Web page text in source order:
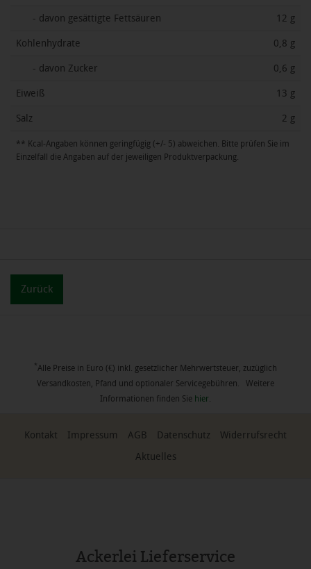
- davon gesättigte Fettsäuren 12 g
Kohlenhydrate 0,8 g
- davon Zucker 0,6 g
Eiweiß 13 g
Salz 2 g
** Kcal-Angaben können geringfügig (+/- 5) abweichen. Bitte prüfen Sie im
Einzelfall die Angaben auf der jeweiligen Produktverpackung.
Zurück
* Alle Preise in Euro (€) inkl. gesetzlicher Mehrwertsteuer, zuzüglich
Versandkosten, Pfand und optionaler Servicegebühren. Weitere
Informationen finden Sie hier
Kontakt Impressum AGB Datenschutz
Widerrufsrecht
Aktuelles
Ackerlei Lieferservice